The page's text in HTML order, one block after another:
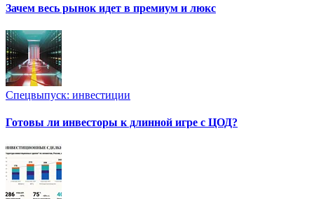
Зачем весь рынок идет в премиум и люкс
Спецвыпуск: инвестиции
Готовы ли инвесторы к длинной игре с ЦОД?